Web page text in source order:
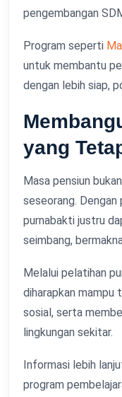
pengembangan
Program seperti
untuk membantu
dengan lebih siap,
yang
Masa pensiun
seseorang.
purnabakti justru
seimbang,
Melalui pelatihan
diharapkan mampu
sosial, serta
lingkungan sekitar.
Informasi lebih
program